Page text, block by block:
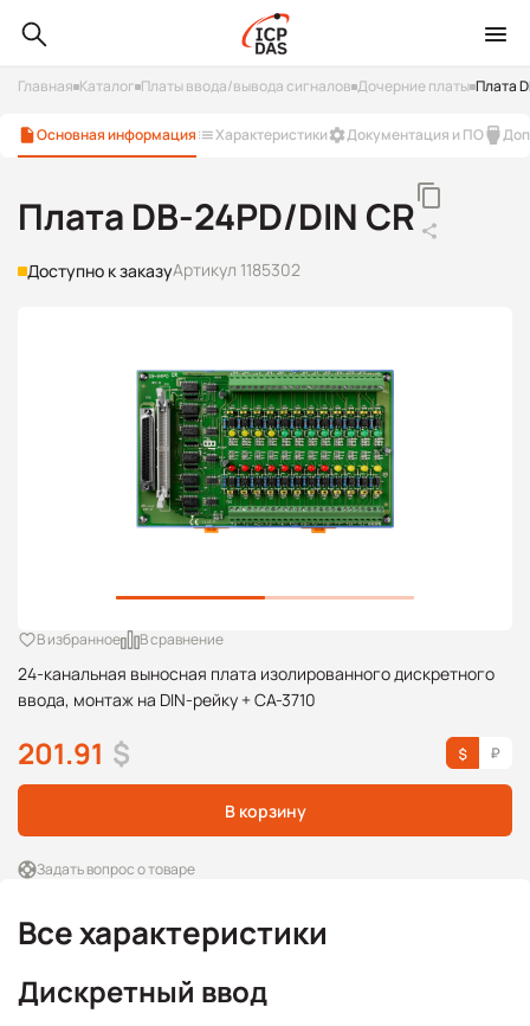
Главная Каталог Платы ввода/вывода сигналов Дочерние платы Плата
Основная информация Характеристики Документация и ПО
Плата DB-24PD/DIN CR
Доступно к заказуАртикул 1185302
24-канальная выносная плата изолированного дискретного
ввода, монтаж на DIN-рейку + CA-3710
В избранное В сравнение
201.91 $
В корзину
Задать вопрос о товаре
Все характеристики
Дискретный ввод